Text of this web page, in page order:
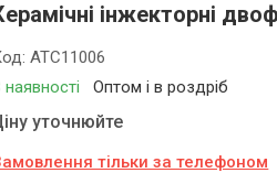
інжекторні
наявності Оптом і в роздріб
ATC11006
уточнюйте
тільки за телефоном